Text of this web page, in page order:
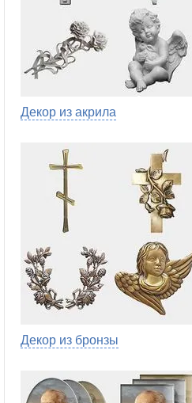
Декор из акрила
Декор из бронзы